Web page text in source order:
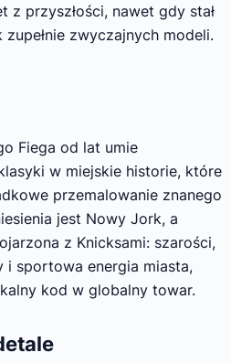
z przyszłości, nawet gdy stał
zwyczajnych modeli.
Fiega od lat umie
w miejskie historie, które
przemalowanie znanego
jest Nowy Jork, a
z Knicksami: szarości,
i sportowa energia miasta,
kod w globalny towar.